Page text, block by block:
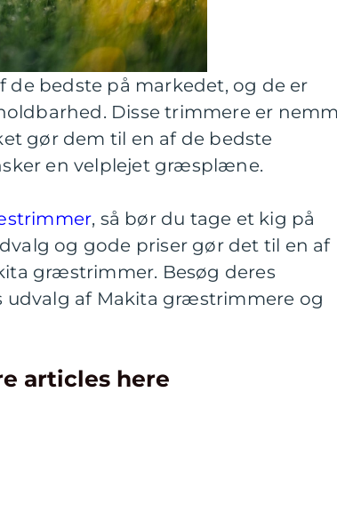
bedste på markedet, og de er
Disse trimmere er
gør dem til en af de bedste
en velplejet græsplæne.
, så bør du tage et kig på
og gode priser gør det til en af
græstrimmer. Besøg deres
udvalg af Makita græstrimmere og
articles here